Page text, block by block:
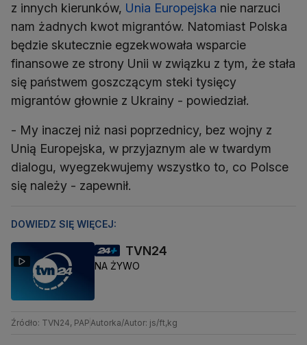
z innych kierunków, Unia Europejska nie narzuci
nam żadnych kwot migrantów. Natomiast Polska
będzie skutecznie egzekwowała wsparcie
finansowe ze strony Unii w związku z tym, że stała
się państwem goszczącym steki tysięcy
migrantów głownie z Ukrainy - powiedział.
- My inaczej niż nasi poprzednicy, bez wojny z
Unią Europejska, w przyjaznym ale w twardym
dialogu, wyegzekwujemy wszystko to, co Polsce
się należy - zapewnił.
DOWIEDZ SIĘ WIĘCEJ:
TVN24
NA ŻYWO
Źródło: TVN24, PAP Autorka/Autor: js/ft,kg